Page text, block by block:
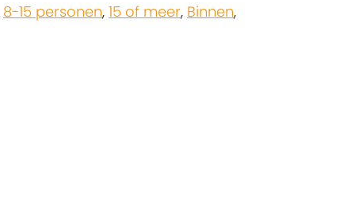
8-15 personen, 15 of meer, Binnen,